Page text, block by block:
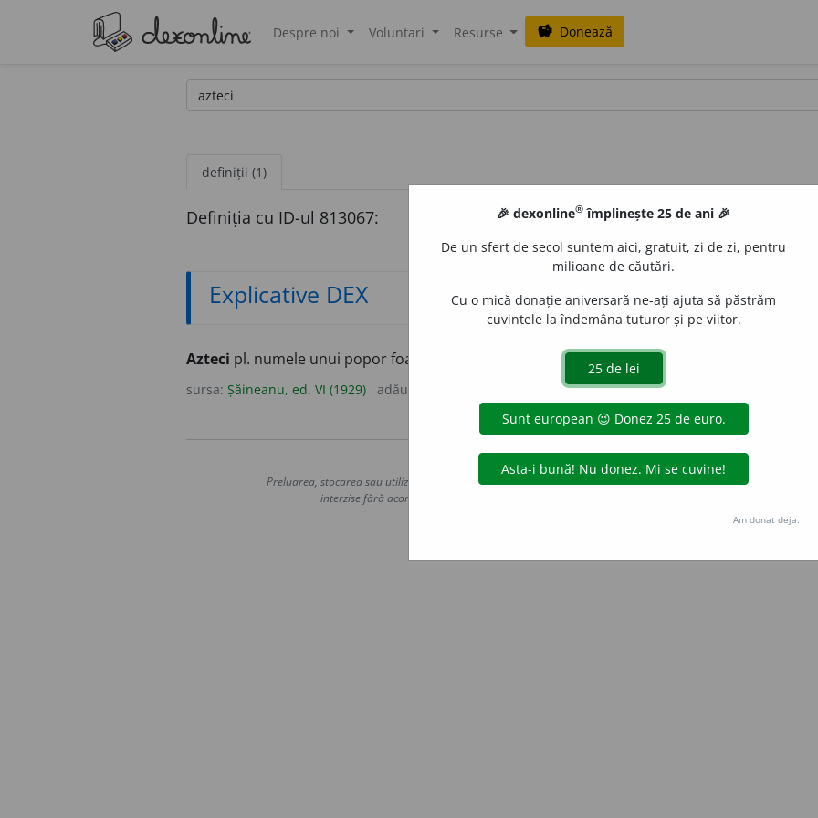
Despre noi Voluntari Resurse savings Donează
definiții (1)
Definiția cu ID-ul 813067:
Explicative DEX
Azteci pl. numele unui popor foarte civilizat care locuia în Mexic la sosirea lui Fernan Cortez.
sursa: Șăineanu, ed. VI (1929) adăugată de
Copyright © 2004-2026 dexonline (https://dexonline.ro)
Preluarea, stocarea sau utilizarea datelor de pe acest site, inclusiv prin orice metode de extragere automată
interzise fără acordul nostru prealabil scris, cu excepția seturilor de date oferite oficial spre utilizare
Hosterion
🎉 dexonline® împlinește 25 de ani 🎉
De un sfert de secol suntem aici, gratuit, zi de zi, pentru
milioane de căutări.
Cu o mică donație aniversară ne-ați ajuta să păstrăm
cuvintele la îndemâna tuturor și pe viitor.
Am donat deja.